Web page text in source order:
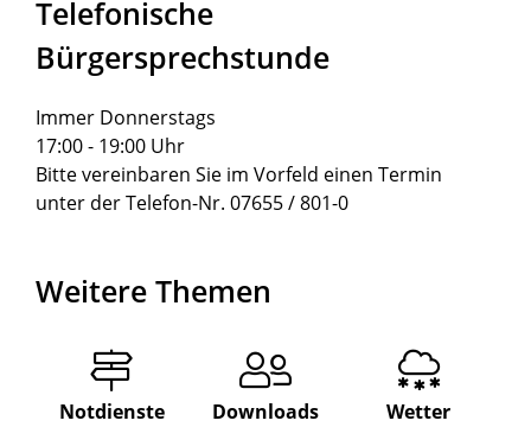
Telefonische
Bürgersprechstunde
Immer Donnerstags
17:00 - 19:00 Uhr
Bitte vereinbaren Sie im Vorfeld einen Termin
unter der Telefon-Nr. 07655 / 801-0
Weitere Themen
Notdienste Downloads Wetter